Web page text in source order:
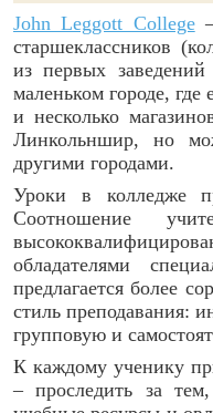
John Leggott College–
старшеклассников
из первых
маленьком городе, где
и несколько
Линкольншир, но
другими городами.
Уроки в колледже
Соотношение
обладателями
предлагается более
стиль преподавания:
групповую и
К каждому ученику
– проследить за